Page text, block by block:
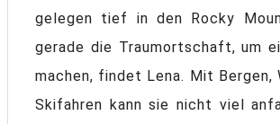
gelegen tief in den Rocky
gerade die Traumortschaft, um
machen, findet Lena. Mit Bergen,
Skifahren kann sie nicht viel